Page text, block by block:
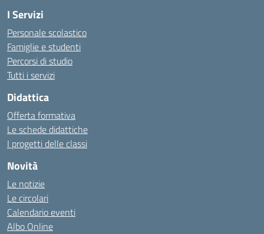
I Servizi
Personale scolastico
Famiglie e studenti
Percorsi di studio
Tutti i servizi
Didattica
Offerta formativa
Le schede didattiche
I progetti delle classi
Novità
Le notizie
Le circolari
Calendario eventi
Albo Online